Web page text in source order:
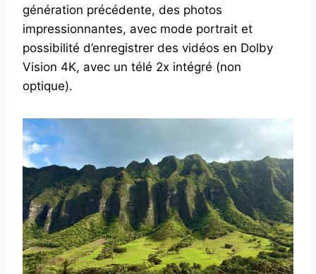
génération précédente, des photos
impressionnantes, avec mode portrait et
possibilité d’enregistrer des vidéos en Dolby
Vision 4K, avec un télé 2x intégré (non
optique).